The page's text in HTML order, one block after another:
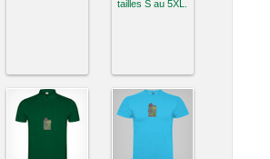
tailles S au 5XL.